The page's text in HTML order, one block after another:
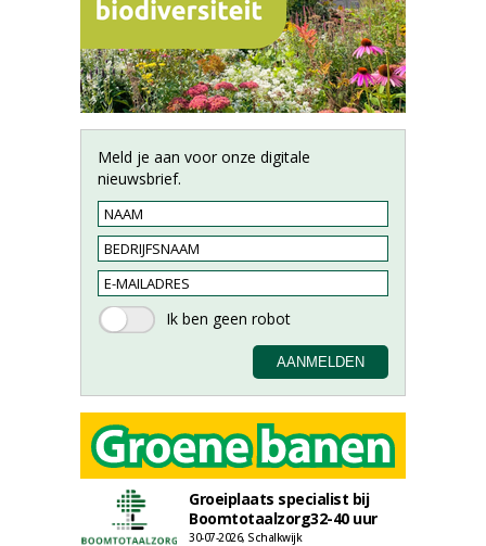
Meld je aan voor onze digitale
nieuwsbrief.
Groeiplaats specialist bij
Boomtotaalzorg32-40 uur
30-07-2026, Schalkwijk